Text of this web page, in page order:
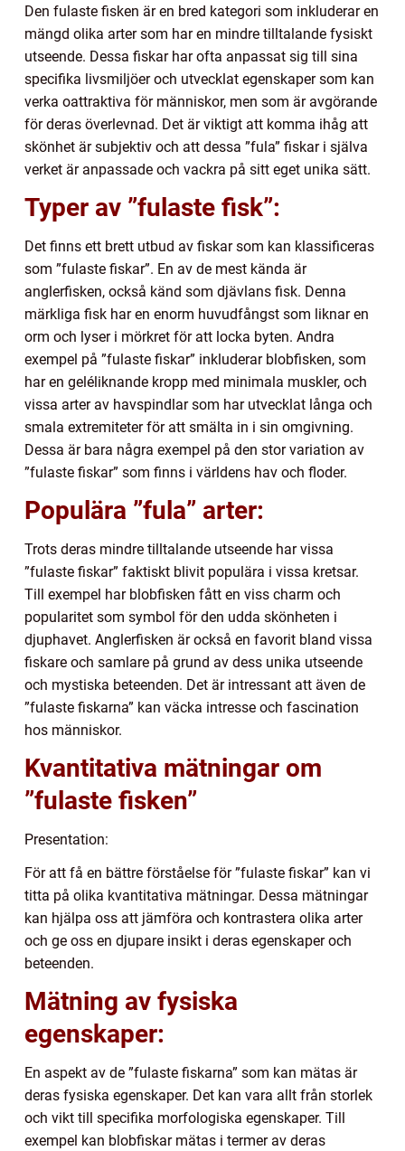
Den fulaste fisken är en bred kategori som inkluderar en
mängd olika arter som har en mindre tilltalande fysiskt
utseende. Dessa fiskar har ofta anpassat sig till sina
specifika livsmiljöer och utvecklat egenskaper som kan
verka oattraktiva för människor, men som är avgörande
för deras överlevnad. Det är viktigt att komma ihåg att
skönhet är subjektiv och att dessa ”fula” fiskar i själva
verket är anpassade och vackra på sitt eget unika sätt.
Typer av ”fulaste fisk”:
Det finns ett brett utbud av fiskar som kan klassificeras
som ”fulaste fiskar”. En av de mest kända är
anglerfisken, också känd som djävlans fisk. Denna
märkliga fisk har en enorm huvudfångst som liknar en
orm och lyser i mörkret för att locka byten. Andra
exempel på ”fulaste fiskar” inkluderar blobfisken, som
har en geléliknande kropp med minimala muskler, och
vissa arter av havspindlar som har utvecklat långa och
smala extremiteter för att smälta in i sin omgivning.
Dessa är bara några exempel på den stor variation av
”fulaste fiskar” som finns i världens hav och floder.
Populära ”fula” arter:
Trots deras mindre tilltalande utseende har vissa
”fulaste fiskar” faktiskt blivit populära i vissa kretsar.
Till exempel har blobfisken fått en viss charm och
popularitet som symbol för den udda skönheten i
djuphavet. Anglerfisken är också en favorit bland vissa
fiskare och samlare på grund av dess unika utseende
och mystiska beteenden. Det är intressant att även de
”fulaste fiskarna” kan väcka intresse och fascination
hos människor.
Kvantitativa mätningar om
”fulaste fisken”
Presentation:
För att få en bättre förståelse för ”fulaste fiskar” kan vi
titta på olika kvantitativa mätningar. Dessa mätningar
kan hjälpa oss att jämföra och kontrastera olika arter
och ge oss en djupare insikt i deras egenskaper och
beteenden.
Mätning av fysiska
egenskaper:
En aspekt av de ”fulaste fiskarna” som kan mätas är
deras fysiska egenskaper. Det kan vara allt från storlek
och vikt till specifika morfologiska egenskaper. Till
exempel kan blobfiskar mätas i termer av deras